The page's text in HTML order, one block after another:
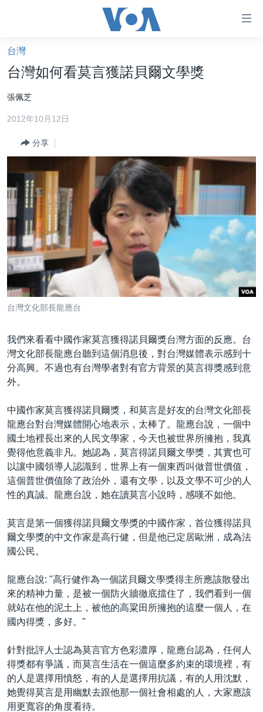
礙
鏈
接
跳
轉
容
轉
到
轉
到
索
美國大選2024
港澳
台灣
美中關係
新聞自由
揭謊頻道
美國
中國
國際
經貿
每日視頻新聞
VOA 60秒 (國際)
YOUTUBE頻道
音頻
時事經緯
港人港心
美國透視
建國史話
廣播節目表
國語
其他語言網站
台灣
台灣如何看莫言獲諾貝爾文學獎
張佩芝
2012年10月12日
分享
台灣文化部長龍應台
我們來看看中國作家莫言獲得諾貝爾獎台灣方面的反應。台
灣文化部長龍應台聽到這個消息後，對台灣媒體表示感到十
分高興。不過也有台灣學者對有官方背景的莫言得獎感到意
外。
中國作家莫言獲得諾貝爾獎，和莫言是好友的台灣文化部長
龍應台對台灣媒體開心地表示，太棒了。龍應台說，一個中
國土地裡長出來的人民文學家，今天也被世界所擁抱，我真
覺得他意義非凡。她認為，莫言得諾貝爾文學獎，其實也可
以讓中國領導人認識到，世界上有一個東西叫做普世價值，
這個普世價值除了政治外，還有文學，以及文學不可少的人
性的真誠。龍應台說，她在讀莫言小說時，感嘆不如他。
莫言是第一個獲得諾貝爾文學獎的中國作家，首位獲得諾貝
爾文學獎的中文作家是高行健，但是他已定居歐洲，成為法
國公民。
龍應台說: "高行健作為一個諾貝爾文學獎得主所應該散發出
來的精神力量，是被一個防火牆徹底擋住了，我們看到一個
就站在他的泥土上，被他的高粱田所擁抱的這麼一個人，在
國內得獎，多好。"
針對批評人士認為莫言官方色彩濃厚，龍應台認為，任何人
得獎都有爭議，而莫言生活在一個這麼多約束的環境裡，有
的人是選擇用憤怒，有的人是選擇用抗議，有的人用沈默，
她覺得莫言是用幽默去跟他那一個社會相處的人，大家應該
用更寬容的角度看待。